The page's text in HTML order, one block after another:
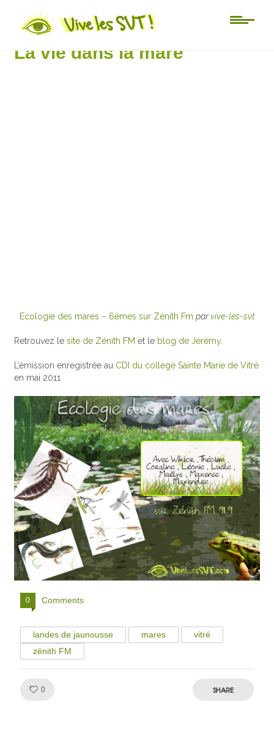
zénith FM
La vie dans la mare
Ecologie des mares – 6èmes sur Zénith Fm parvive-les-svt
Retrouvez lesite de Zénith FMet le blog de Jérémy.
L’émission enregistrée au CDI du collège Sainte Marie de Vitré
en mai 2011
0 Comments
landes de jaunousse mares
vitré
zénith FM
0 SHARE